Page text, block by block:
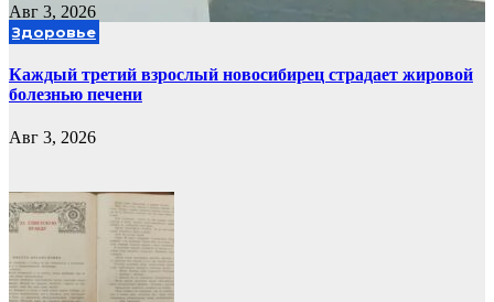
Авг 3, 2026
Здоровье
Каждый третий взрослый новосибирец страдает жировой
болезнью печени
Авг 3, 2026